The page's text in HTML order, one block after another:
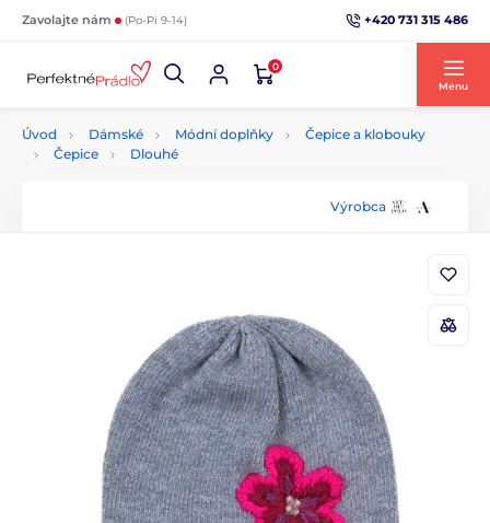
Zavolajte nám (Po-Pi 9-14) +420 731 315 486
0
Menu
Úvod Dámské Módní doplňky
Čepice a klobouky
Čepice
Dlouhé
Výrobca